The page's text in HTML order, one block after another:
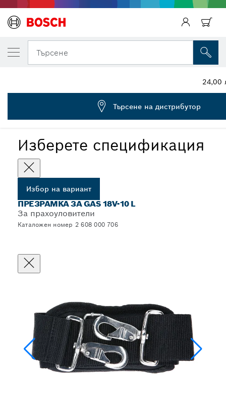
Търсене
Изберете спецификация
Избор на вариант
ПРЕЗРАМКА ЗА GAS 18V-10 L
За прахоуловители
Каталожен номер 2 608 000 706
ВАШИЯТ ИЗБРАН ВАРИАНТ
Презрамка за GAS 18V-10 L
2 608 000 706
24,00
Търсене на дистрибутор